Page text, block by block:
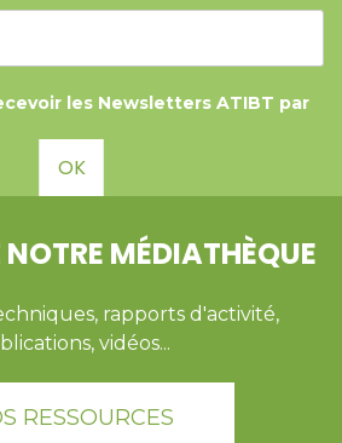
les Newsletters ATIBT par
OK
MÉDIATHÈQUE
rapports d'activité,
vidéos...
RESSOURCES